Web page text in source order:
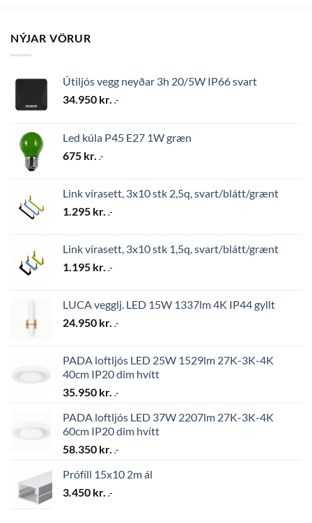
NÝJAR VÖRUR
Útiljós vegg neyðar 3h 20/5W IP66 svart
34.950 kr. .-
Led kúla P45 E27 1W græn
675 kr. .-
Link vírasett, 3x10 stk 2,5q, svart/blátt/grænt
1.295 kr. .-
Link vírasett, 3x10 stk 1,5q, svart/blátt/grænt
1.195 kr. .-
LUCA vegglj. LED 15W 1337lm 4K IP44 gyllt
24.950 kr. .-
PADA loftljós LED 25W 1529lm 27K-3K-4K
40cm IP20 dim hvítt
35.950 kr. .-
PADA loftljós LED 37W 2207lm 27K-3K-4K
60cm IP20 dim hvítt
58.350 kr. .-
Prófíll 15x10 2m ál
3.450 kr. .-